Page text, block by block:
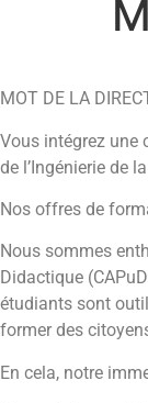
MOT DE LA
Vous intégrez une
de l’Ingénierie de
Nos offres de
Nous sommes
Didactique
étudiants sont
former des
En cela, notre